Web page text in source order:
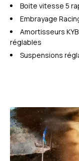
Boite vitesse 5
Embrayage
Amortisseurs
réglables
Suspensions